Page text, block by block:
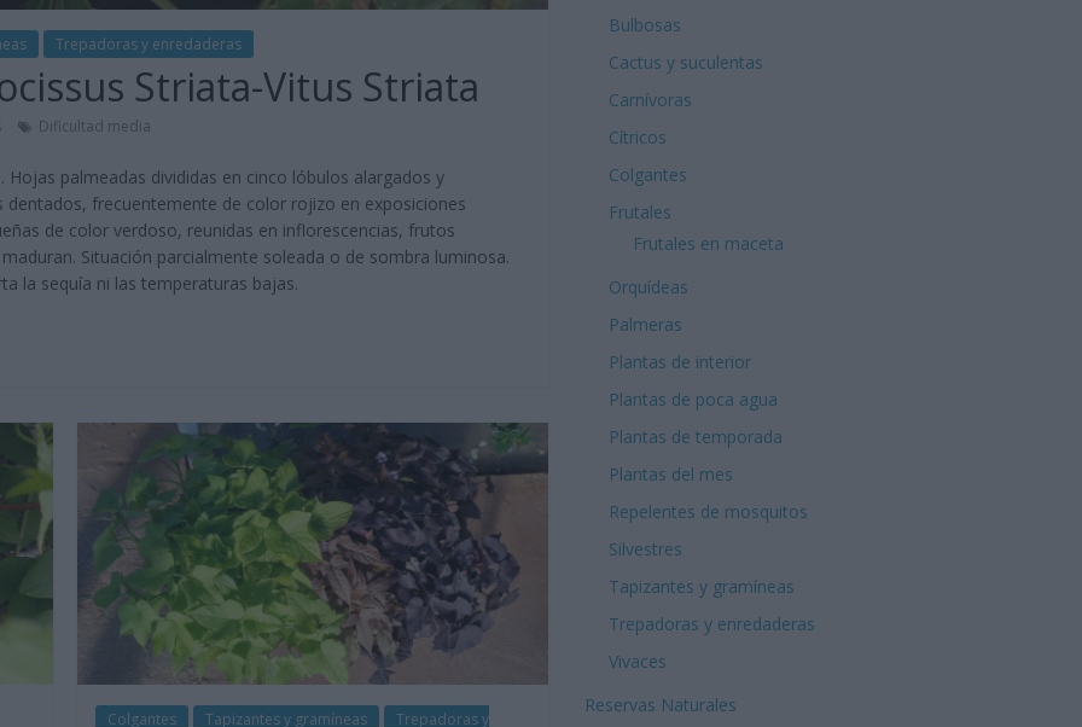
Trepadoras y enredaderas
Striata-Vitus Striata
Dificultad media
palmeadas divididas en cinco lóbulos alargados y
frecuentemente de color rojizo en exposiciones
de color verdoso, reunidas en inflorescencias, frutos
Situación parcialmente soleada o de sombra luminosa.
la sequía ni las temperaturas bajas.
Colgantes Tapizantes y gramíneas
Trepadoras y
Bulbosas
Cactus y suculentas
Carnívoras
Cítricos
Colgantes
Frutales
Frutales en maceta
Orquídeas
Palmeras
Plantas de interior
Plantas de poca agua
Plantas de temporada
Plantas del mes
Repelentes de mosquitos
Silvestres
Tapizantes y gramíneas
Trepadoras y enredaderas
Vivaces
Reservas Naturales